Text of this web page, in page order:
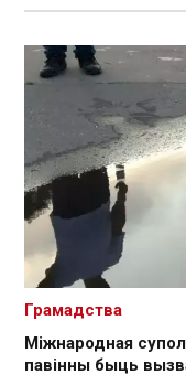
Міжнародная
павінны быць
Грамадства